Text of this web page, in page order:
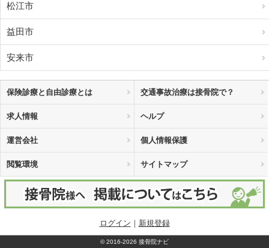
松江市
益田市
安来市
保険診療と自由診療とは 交通事故治療は接骨院で？
求人情報 ヘルプ
運営会社 個人情報保護
閲覧環境 サイトマップ
ログイン ｜ 新規登録
©2016-2026 接骨院ナビ